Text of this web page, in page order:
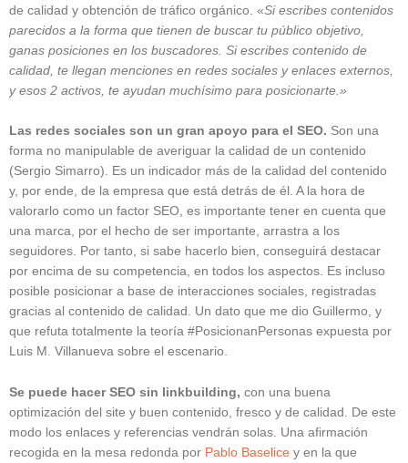
de calidad y obtención de tráfico orgánico. «Si escribes contenidos
parecidos a la forma que tienen de buscar tu público objetivo,
ganas posiciones en los buscadores. Si escribes contenido de
calidad, te llegan menciones en redes sociales y enlaces externos,
y esos 2 activos, te ayudan muchísimo para posicionarte.»
Las redes sociales son un gran apoyo para el SEO. Son una
forma no manipulable de averiguar la calidad de un contenido
(Sergio Simarro). Es un indicador más de la calidad del contenido
y, por ende, de la empresa que está detrás de él. A la hora de
valorarlo como un factor SEO, es importante tener en cuenta que
una marca, por el hecho de ser importante, arrastra a los
seguidores. Por tanto, si sabe hacerlo bien, conseguirá destacar
por encima de su competencia, en todos los aspectos. Es incluso
posible posicionar a base de interacciones sociales, registradas
gracias al contenido de calidad. Un dato que me dio Guillermo, y
que refuta totalmente la teoría #PosicionanPersonas expuesta por
Luis M. Villanueva sobre el escenario.
Se puede hacer SEO sin linkbuilding, con una buena
optimización del site y buen contenido, fresco y de calidad. De este
modo los enlaces y referencias vendrán solas. Una afirmación
recogida en la mesa redonda por Pablo Baselice y en la que